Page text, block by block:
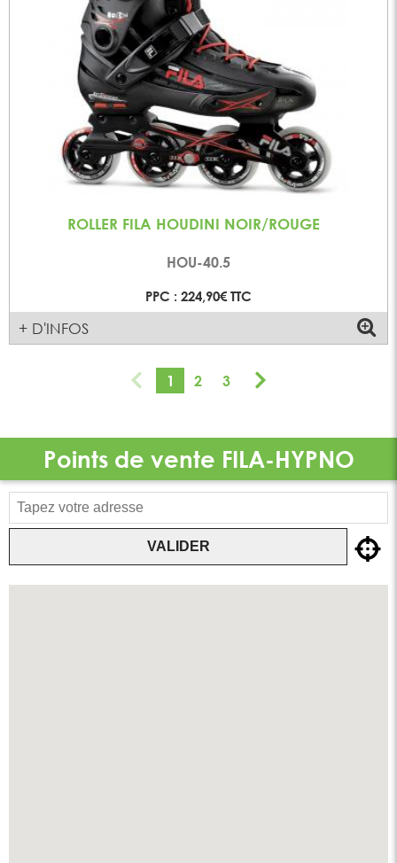
ROLLER FILA HOUDINI NOIR/ROUGE
HOU-40.5
PPC : 224,90€ TTC
+ D'INFOS
1 2 3
Points de vente FILA-HYPNO
VALIDER